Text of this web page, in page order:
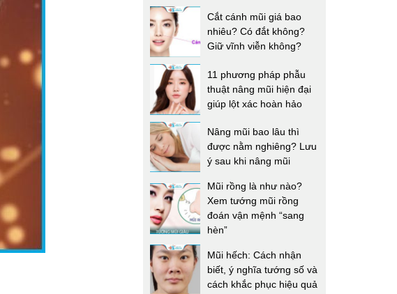
Cắt cánh mũi giá bao
nhiêu? Có đắt không?
Giữ vĩnh viễn không?
11 phương pháp phẫu
thuật nâng mũi hiện đại
giúp lột xác hoàn hảo
Nâng mũi bao lâu thì
được nằm nghiêng? Lưu
ý sau khi nâng mũi
Mũi rồng là như nào?
Xem tướng mũi rồng
đoán vận mệnh “sang
hèn”
Mũi hếch: Cách nhận
biết, ý nghĩa tướng số và
cách khắc phục hiệu quả